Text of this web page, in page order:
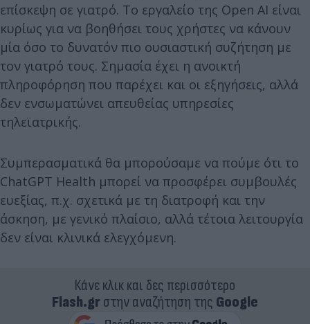
επίσκεψη σε γιατρό. Το εργαλείο της Open AI είναι
κυρίως για να βοηθήσει τους χρήστες να κάνουν
μία όσο το δυνατόν πιο ουσιαστική συζήτηση με
τον γιατρό τους. Σημασία έχει η ανοικτή
πληροφόρηση που παρέχει και οι εξηγήσεις, αλλά
δεν ενσωματώνει απευθείας υπηρεσίες
τηλεϊατρικής.
Συμπερασματικά θα μπορούσαμε να πούμε ότι το
ChatGPT Health μπορεί να προσφέρει συμβουλές
ευεξίας, π.χ. σχετικά με τη διατροφή και την
άσκηση, με γενικό πλαίσιο, αλλά τέτοια λειτουργία
δεν είναι κλινικά ελεγχόμενη.
Κάνε κλικ και δες περισσότερο
Flash.grστην αναζήτηση της Google